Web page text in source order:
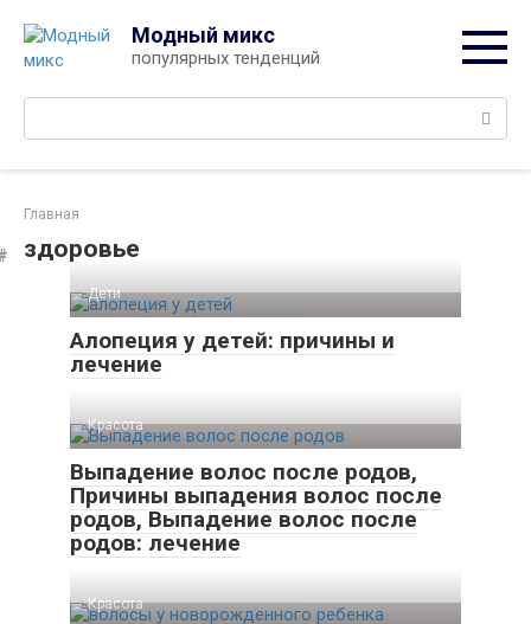
контенту
Модный микс
популярных тенденций
Поиск:
Главная
здоровье
Дети
Алопеция у детей: причины и
лечение
Красота
Выпадение волос после родов,
Причины выпадения волос после
родов, Выпадение волос после
родов: лечение
Красота